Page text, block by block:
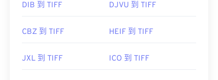
DIB 到 TIFF DJVU 到 TIFF
CBZ 到 TIFF HEIF 到 TIFF
JXL 到 TIFF ICO 到 TIFF